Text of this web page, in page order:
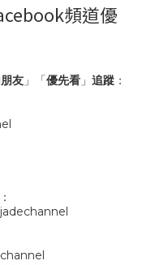
頻道優
友 」「優先看 」 追蹤 ：